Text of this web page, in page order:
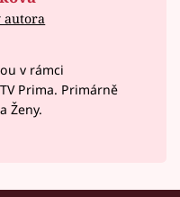
autora
v rámci
Prima. Primárně
Ženy.